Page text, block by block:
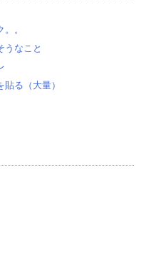
。
うなこと
る（大量）